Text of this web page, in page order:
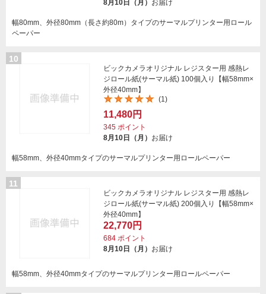
8月10日（月） お届け
幅80mm、外径80mm（長さ約80m）タイプのサーマルプリンター用ロール
ペーパー
10
ビックカメラオリジナル レジスター用 感熱レ
ジロール紙(サーマル紙) 100個入り【幅58mm×
外径40mm】
(1)
11,480円
345 ポイント
8月10日（月） お届け
幅58mm、外径40mmタイプのサーマルプリンター用ロールペーパー
11
ビックカメラオリジナル レジスター用 感熱レ
ジロール紙(サーマル紙) 200個入り【幅58mm×
外径40mm】
22,770円
684 ポイント
8月10日（月） お届け
幅58mm、外径40mmタイプのサーマルプリンター用ロールペーパー